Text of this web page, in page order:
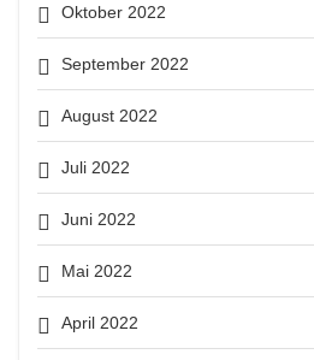
Oktober 2022
September 2022
August 2022
Juli 2022
Juni 2022
Mai 2022
April 2022